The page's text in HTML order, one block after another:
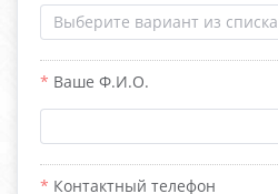
Выберите вариант из списка
Ваше Ф.И.О.
Контактный телефон